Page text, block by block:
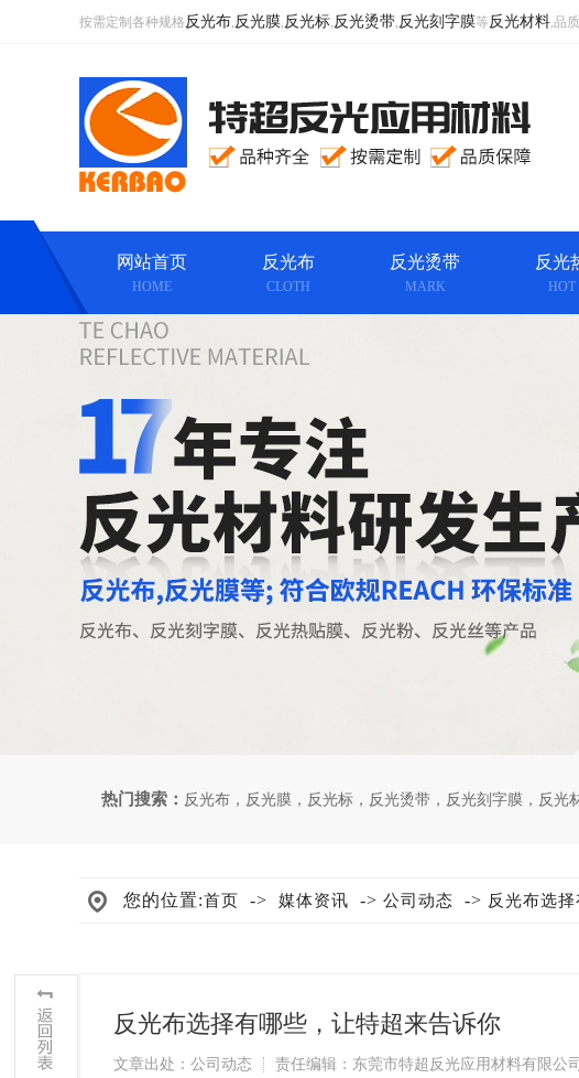
按需定制各种规格反光布,反光膜,反光标,反光烫带,反光刻字膜等反光材料,品
网站首页
HOME
反光布
CLOTH
反光烫带
MARK
反光
HOT
热门搜索： 反光布 ， 反光膜 ， 反光标 ， 反光烫带 ， 反光刻字膜 ， 反光
您的位置:首页 -> 媒体资讯 -> 公司动态 -> 反光布选
反光布选择有哪些，让特超来告诉你
文章出处：公司动态 责任编辑：东莞市特超反光应用材料有限公司